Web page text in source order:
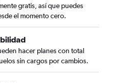
gratis, así que puedes
el momento cero.
hacer planes con total
sin cargos por cambios.